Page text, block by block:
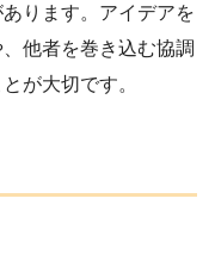
ります。アイデアを
他者を巻き込む協調
が大切です。